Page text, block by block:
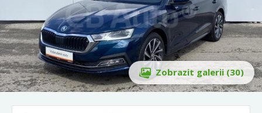
Zobrazit galerii (30)